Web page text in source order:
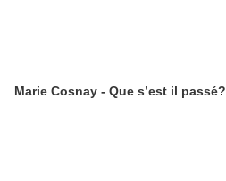
Marie Cosnay - Que s’est il passé?